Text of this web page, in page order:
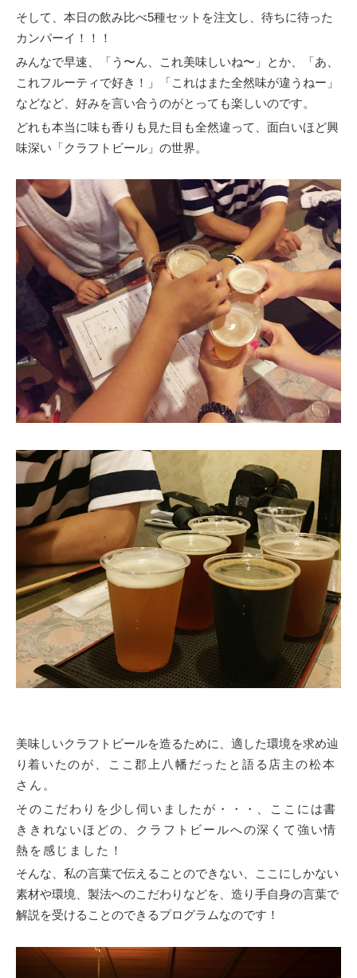
そして、本日の飲み比べ5種セットを注文し、待ちに待った
カンパーイ！！！
みんなで早速、「う〜ん、これ美味しいね〜」とか、「あ、
これフルーティで好き！」「これはまた全然味が違うねー」
などなど、好みを言い合うのがとっても楽しいのです。
どれも本当に味も香りも見た目も全然違って、面白いほど興
味深い「クラフトビール」の世界。
美味しいクラフトビールを造るために、適した環境を求め辿
り着いたのが、ここ郡上八幡だったと語る 店主の松本
さん。
そのこだわりを少し伺いましたが・・・、ここには書
ききれないほどの、クラフトビールへの深くて強い情
熱を感じました！
そんな、私の言葉で伝えることのできない、ここにしかない
素材や環境、製法へのこだわりなどを、造り手自身の言葉で
解説を受けることのできるプログラムなのです！